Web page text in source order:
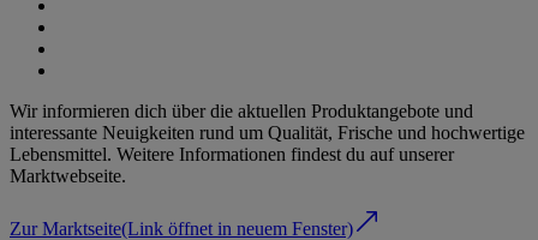
Wir informieren dich über die aktuellen Produktangebote und
interessante Neuigkeiten rund um Qualität, Frische und hochwertige
Lebensmittel. Weitere Informationen findest du auf unserer
Marktwebseite.
Zur Marktseite(Link öffnet in neuem Fenster)